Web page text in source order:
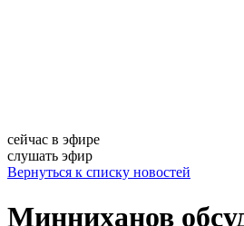
сейчас в эфире
слушать эфир
Вернуться к списку новостей
Минниханов